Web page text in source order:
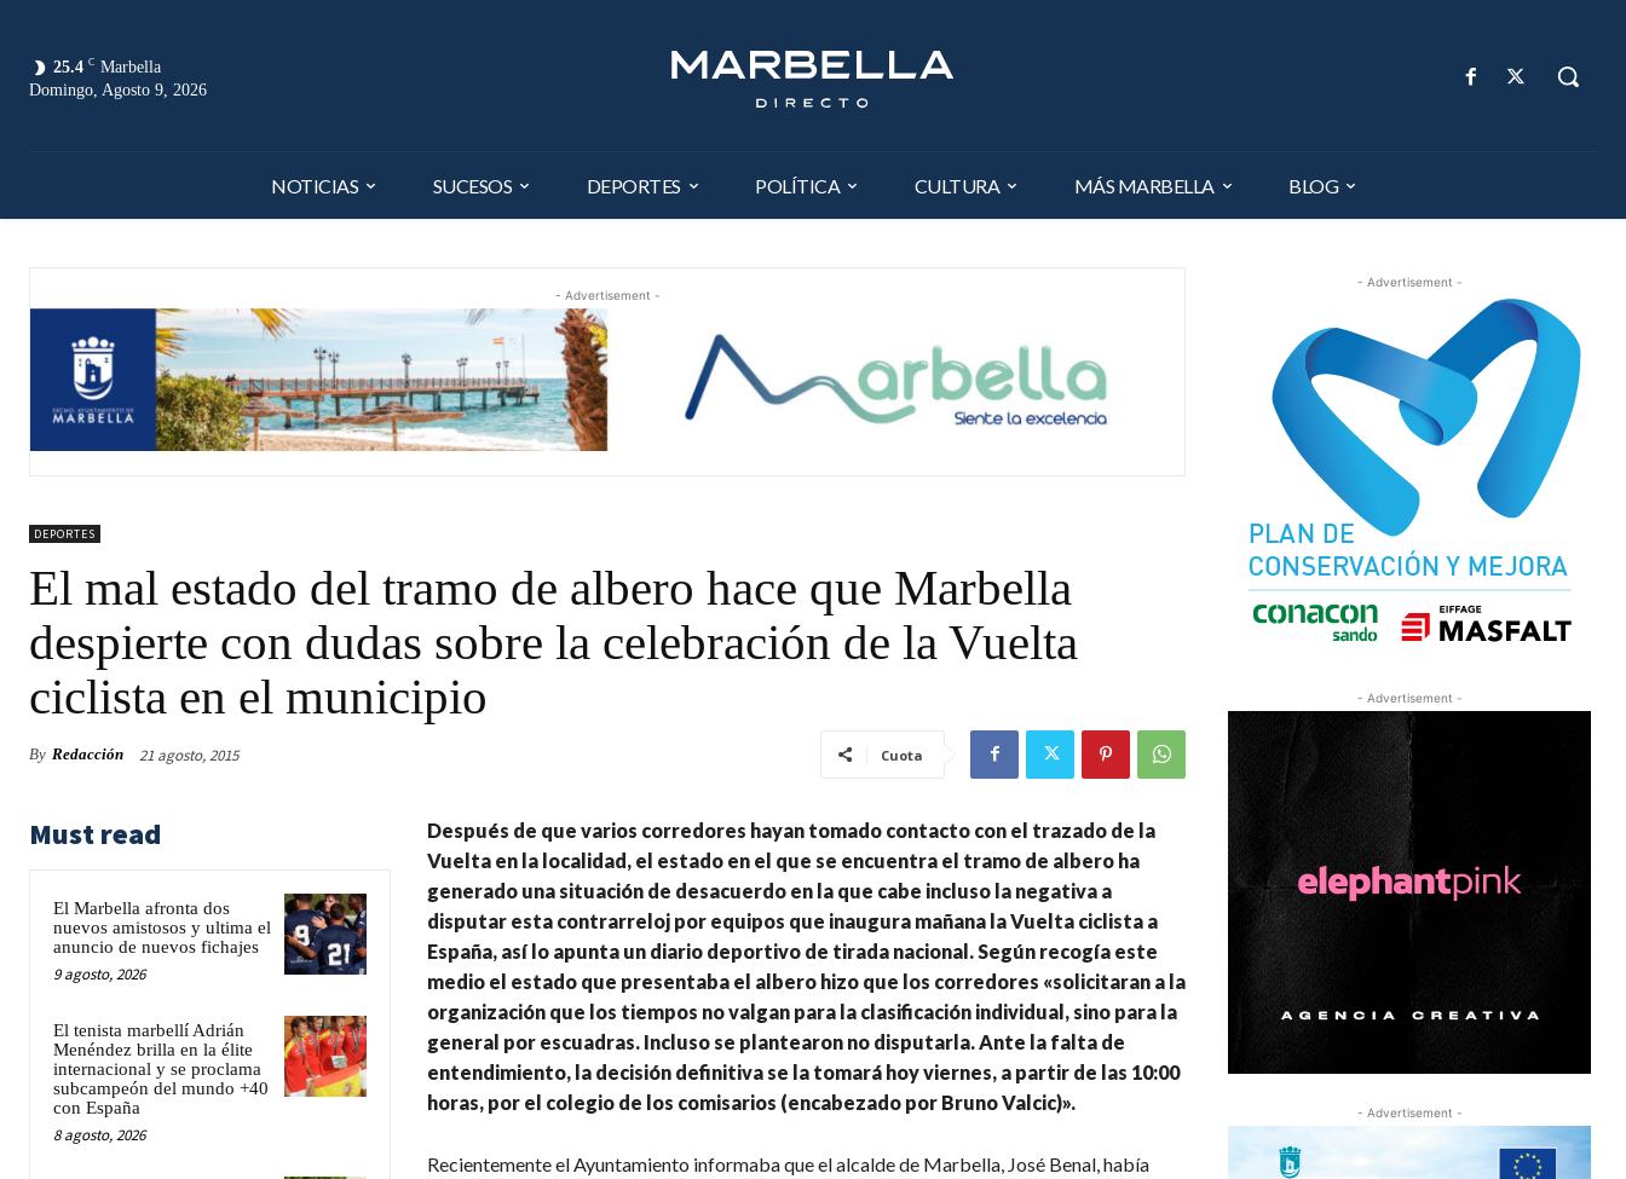
25.4 C Marbella
Domingo, Agosto 9, 2026
NOTICIAS SUCESOS DEPORTES POLÍTICA CULTURA MÁS MARBELLA BLOG
- Advertisement -
DEPORTES
El mal estado del tramo de albero hace que Marbella
despierte con dudas sobre la celebración de la Vuelta
ciclista en el municipio
By Redacción 21 agosto, 2015 Cuota
Must read
El Marbella afronta dos
nuevos amistosos y ultima el
anuncio de nuevos fichajes
9 agosto, 2026
El tenista marbellí Adrián
Menéndez brilla en la élite
internacional y se proclama
subcampeón del mundo +40
con España
8 agosto, 2026
Después de que varios corredores hayan tomado contacto con el trazado de la
Vuelta en la localidad, el estado en el que se encuentra el tramo de albero ha
generado una situación de desacuerdo en la que cabe incluso la negativa a
disputar esta contrarreloj por equipos que inaugura mañana la Vuelta ciclista a
España, así lo apunta un diario deportivo de tirada nacional. Según recogía este
medio el estado que presentaba el albero hizo que los corredores «solicitaran a la
organización que los tiempos no valgan para la clasificación individual, sino para la
general por escuadras. Incluso se plantearon no disputarla. Ante la falta de
entendimiento, la decisión definitiva se la tomará hoy viernes, a partir de las 10:00
horas, por el colegio de los comisarios (encabezado por Bruno Valcic)».
Recientemente el Ayuntamiento informaba que el alcalde de Marbella, José Benal, había
- Advertisement -
- Advertisement -
- Advertisement -